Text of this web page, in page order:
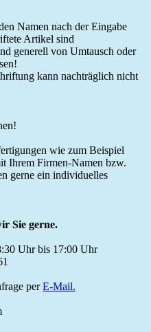
Namen nach der Eingabe
Artikel sind
generell von Umtausch oder
kann nachträglich nicht
wie zum Beispiel
Ihrem Firmen-Namen bzw.
gerne ein individuelles
Sie gerne.
Uhr bis 17:00 Uhr
perE-Mail.